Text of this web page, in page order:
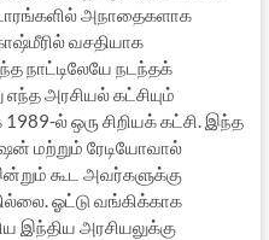
அநாதைகளாக
வசதியாக
நாட்டிலேயே நடந்தக்
அரசியல் கட்சியும்
ல் ஒரு சிறியக் கட்சி. இந்த
மற்றும் ரேடியோவால்
கூட அவர்களுக்கு
ஓட்டு வங்கிக்காக
இந்திய அரசியலுக்கு